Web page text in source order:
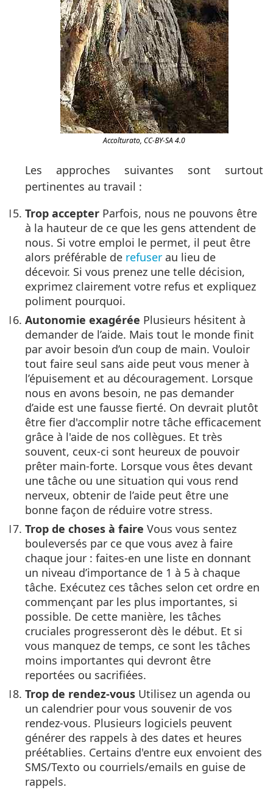
Accolturato, CC-BY-SA 4.0
Les approches suivantes sont surtout
pertinentes au travail :
Trop accepter Parfois, nous ne pouvons être
à la hauteur de ce que les gens attendent de
nous. Si votre emploi le permet, il peut être
alors préférable de refuser au lieu de
décevoir. Si vous prenez une telle décision,
exprimez clairement votre refus et expliquez
poliment pourquoi.
Autonomie exagérée Plusieurs hésitent à
demander de l’aide. Mais tout le monde finit
par avoir besoin d’un coup de main. Vouloir
tout faire seul sans aide peut vous mener à
l’épuisement et au découragement. Lorsque
nous en avons besoin, ne pas demander
d’aide est une fausse fierté. On devrait plutôt
être fier d'accomplir notre tâche efficacement
grâce à l'aide de nos collègues. Et très
souvent, ceux-ci sont heureux de pouvoir
prêter main-forte. Lorsque vous êtes devant
une tâche ou une situation qui vous rend
nerveux, obtenir de l’aide peut être une
bonne façon de réduire votre stress.
Trop de choses à faire Vous vous sentez
bouleversés par ce que vous avez à faire
chaque jour : faites-en une liste en donnant
un niveau d’importance de 1 à 5 à chaque
tâche. Exécutez ces tâches selon cet ordre en
commençant par les plus importantes, si
possible. De cette manière, les tâches
cruciales progresseront dès le début. Et si
vous manquez de temps, ce sont les tâches
moins importantes qui devront être
reportées ou sacrifiées.
Trop de rendez-vous Utilisez un agenda ou
un calendrier pour vous souvenir de vos
rendez-vous. Plusieurs logiciels peuvent
générer des rappels à des dates et heures
préétablies. Certains d'entre eux envoient des
SMS/Texto ou courriels/emails en guise de
rappels.